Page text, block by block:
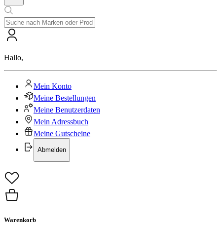
Hallo,
Mein Konto
Meine Bestellungen
Meine Benutzerdaten
Mein Adressbuch
Meine Gutscheine
Abmelden
Warenkorb